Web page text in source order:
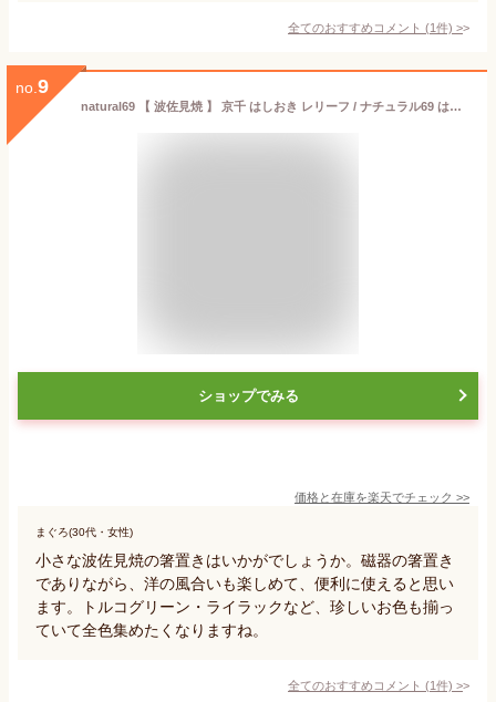
全てのおすすめコメント (1件) >
no. 9
natural69 【 波佐見焼 】 京千 はしおき レリーフ / ナチュラル69 はさみ焼き 食器 箸置き 食洗機対応 日本製 レリーフ カラフル おしゃれ かわいい 北欧 和食器 陶磁器 プレゼント ギフト 新築祝 結婚祝 内祝 ナチュラルロック
ショップでみる
価格と在庫を楽天でチェック >>
まぐろ(30代・女性)
小さな波佐見焼の箸置きはいかがでしょうか。磁器の箸置き
でありながら、洋の風合いも楽しめて、便利に使えると思い
ます。トルコグリーン・ライラックなど、珍しいお色も揃っ
ていて全色集めたくなりますね。
全てのおすすめコメント (1件) >